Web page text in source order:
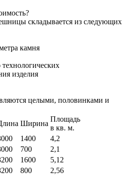
складывается из следующих
камня
изделия
целыми, половинками и
Ширина
Площадь
в кв. м.
1400
4,2
700
2,1
1600
5,12
800
2,56